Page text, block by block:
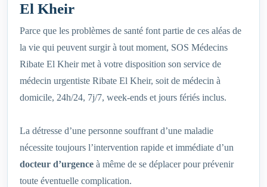
El Kheir
Parce que les problèmes de santé font partie de ces aléas de
la vie qui peuvent surgir à tout moment, SOS Médecins
Ribate El Kheir met à votre disposition son service de
médecin urgentiste Ribate El Kheir, soit de médecin à
domicile, 24h/24, 7j/7, week-ends et jours fériés inclus.
La détresse d’une personne souffrant d’une maladie
nécessite toujours l’intervention rapide et immédiate d’un
docteur d’urgence à même de se déplacer pour prévenir
toute éventuelle complication.